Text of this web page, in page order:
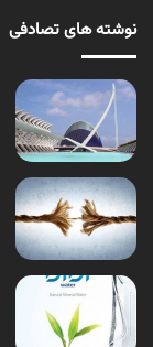
نوشته های تصادفی